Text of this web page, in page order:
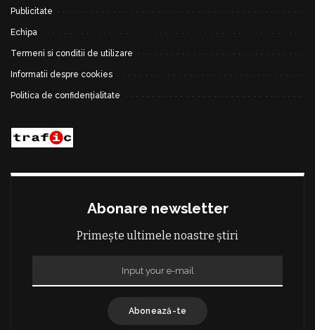
Publicitate
Echipa
Termeni si conditii de utilizare
Informatii despre cookies
Politica de confidențialitate
Abonare newsletter
Primește ultimele noastre știri
Abonează-te